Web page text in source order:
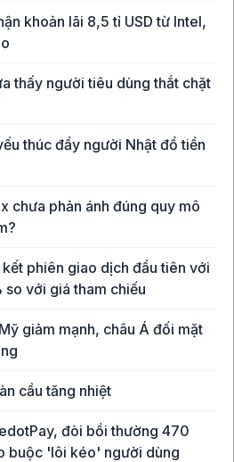
khoản lãi 8,5 tỉ USD từ Intel,
thấy người tiêu dùng thắt chặt
thúc đẩy người Nhật đổ tiền
chưa phản ánh đúng quy mô
phiên giao dịch đầu tiên với
với giá tham chiếu
giảm mạnh, châu Á đối mặt
cầu tăng nhiệt
đòi bồi thường 470
buộc 'lôi kéo' người dùng